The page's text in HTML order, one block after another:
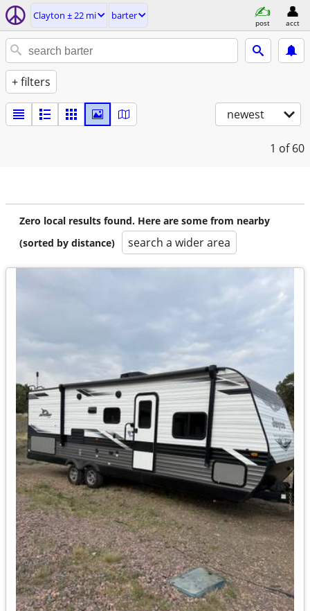
Clayton ± 22 mi barter
post acct
+ filters
newest
1 of 60
Zero local results found. Here are some from nearby
(sorted by distance)
search a wider area